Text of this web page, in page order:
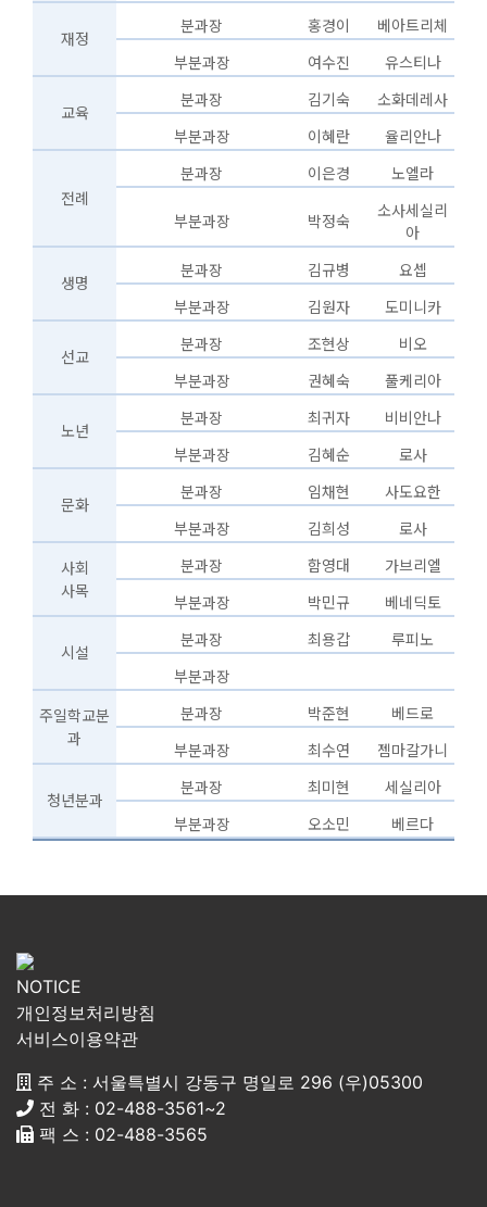
재정
분과장 홍경이
베아트리체
부분과장
여수진 유스티나
교육
분과장 김기숙
소화데레사
부분과장
이혜란 율리안나
전례
분과장 이은경 노엘라
부분과장 박정숙
소사세실리
아
생명
분과장 김규병
요셉
부분과장
김원자 도미니카
선교
분과장 조현상
비오
부분과장
권혜숙 풀케리아
노년
분과장 최귀자
비비안나
부분과장
김혜순 로사
문화
분과장 임채현
사도요한
부분과장
김희성
로사
사회
사목
분과장 함영대
가브리엘
부분과장
박민규 베네딕토
시설
분과장 최용갑
루피노
부분과장
주일학교분
과
분과장 박준현
베드로
부분과장
최수연 젬마갈가니
청년분과
분과장 최미현
세실리아
부분과장
오소민 베르다
NOTICE
개인정보처리방침
서비스이용약관
주 소 : 서울특별시 강동구 명일로 296 (우)05300
전 화 : 02-488-3561~2
팩 스 : 02-488-3565